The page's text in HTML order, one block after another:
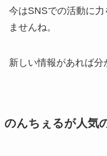
今はSNSでの活動に
ませんね。
新しい情報があれば分
のんちぇるが人気